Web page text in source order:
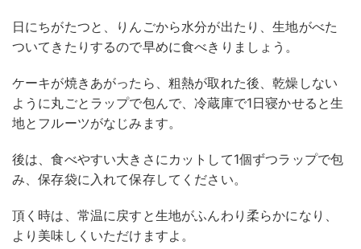
日にちがたつと、りんごから水分が出たり、生地がべた
ついてきたりするので早めに食べきりましょう。
ケーキが焼きあがったら、粗熱が取れた後、乾燥しない
ように丸ごとラップで包んで、冷蔵庫で1日寝かせると生
地とフルーツがなじみます。
後は、食べやすい大きさにカットして1個ずつラップで包
み、保存袋に入れて保存してください。
頂く時は、常温に戻すと生地がふんわり柔らかになり、
より美味しくいただけますよ。